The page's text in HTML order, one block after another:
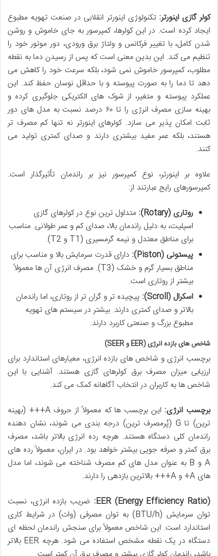
کولر گازی اینورتر: تکنولوژی اینورتر انقلابی در صنعت تهویه مطبوع
ایجاد کرده است. در این کولرها، کمپرسور به جای خاموش و روشن
شدن کامل، با تغییر فرکانس و ولتاژ برق ورودی، دور موتور خود را
تنظیم می کند. این بدین معنی است که پس از رسیدن دما به نقطه
مطلوب، کمپرسور خاموش نمی شود، بلکه سرعت خود را کاهش می
دهد تا دما را به صورت پیوسته و با حداقل نوسان حفظ کند. این
عملکرد پیوسته و متغیر، از شوک های الکتریکی جلوگیری کرده و
بهینه سازی مصرف انرژی را تا ۶۰ درصد نسبت به مدل های دور
ثابت امکان پذیر می سازد. کولرهای اینورتر نه تنها کم مصرف تر
هستند، بلکه عمر مفید بیشتری دارند و صدای کمتری تولید می
کنند.
علاوه بر اینورتر، نوع کمپرسور نیز بر راندمان تأثیرگذار است.
کمپرسورهای رایج عبارتند از:
روتاری (Rotary):
متداول ترین نوع در کولرهای گازی
اسپلیت، به دلیل راندمان بالا، صدای کم و عمر طولانی. مناسب
برای مناطق معتدل و نیمه گرمسیری (T1 و T2).
پیستونی (Piston):
دارای قدرت سرمایش بالا و مناسب برای
مناطق بسیار گرم و خشک (T3). مصرف انرژی آن ها معمولاً
بیشتر از روتاری است.
اسکرال (Scroll):
پیچیده تر و گران تر از روتاری، اما راندمان
بالاتر و صدای کمتری دارند. بیشتر در سیستم های تهویه
مطبوع بزرگ و صنعتی کاربرد دارند.
شاخص های بازده انرژی (EER و SEER)
برچسب انرژی و شاخص های بازده انرژی، معیارهای استاندارد برای
ارزیابی میزان مصرف برق کولرهای گازی هستند. آشنایی با این
شاخص ها به کاربران در انتخاب آگاهانه کمک می کند.
برچسب انرژی:
این برچسب ها که معمولاً از حروف A+++ (بهینه
ترین) تا G (پُرمصرف ترین) درجه بندی می شوند، نشان دهنده
راندمان کلی دستگاه هستند. هرچه رده انرژی بالاتر باشد، مصرف
برق کمتر و صرفه جویی بیشتر خواهد بود. در ایران، معمولاً رده های
A و B به عنوان مدل های کم مصرف شناخته می شوند، اما مدل
های A+ و A+++ بالاترین بازدهی را دارند.
EER (Energy Efficiency Ratio): ضریب بازده انرژی، نسبت
توان سرمایش (BTU/h) به توان مصرفی (وات) در شرایط کاری
استاندارد است. این شاخص معمولاً برای سنجش راندمان لحظه ای
دستگاه در یک نقطه مشخص استفاده می شود. هرچه EER بالاتر